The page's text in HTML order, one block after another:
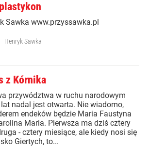
Sawka www.przyssawka.pl
Henryk Sawka
z Kórnika
przywództwa w ruchu narodowym
nadal jest otwarta. Nie wiadomo,
endeków będzie Maria Faustyna
Maria. Pierwsza ma dziś cztery
- cztery miesiące, ale kiedy nosi się
Giertych, to...